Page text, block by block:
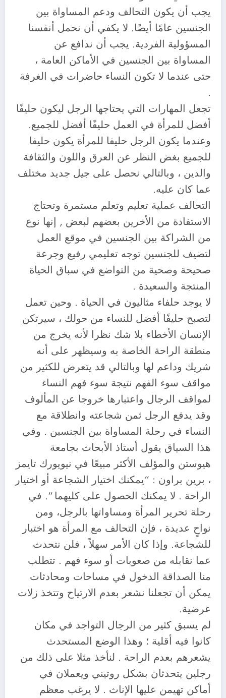
يجب أن يكون التحالف ودعم المساواة بين
الجنسين عامًا أيضًا. لا يكفي أن نحمل أنفسنا
المسؤولية الفردية. يجب أن ندافع عن
المساواة بين الجنسين في الأماكن العامة ،
حتى عندما لا تكون النساء حاضرات في الغرفة
.
تجعل المهارات التي يحتاجها الرجل ليكون حليفًا
أفضل للمرأة في العمل حليفًا أفضل للجميع.
وعندما يكون الرجل حليفا للمرأة يكون حليفا
للجميع بغض النظر عن العرق واللون والثقافة
والدين ، وبالتالي نحصل على جيل جديد مختلف
عما كان عليه.
التحالف عملية تعليم وتعلم مستمرة وتحتاج
الاستفادة من الأخرين بعضهم لبعض , إنها نوع
من الشراكة بين الجنسين في موقع العمل
لتضيف للجنسين توجه تعليمي رفيع وجرعة
صحيحة وصحية من التواضع في سباق الحياة
المنتجة والسعيدة .
لا يوجد حلفاء مثاليون في الحياة . وحين تعمل
لتصبح حليفًا أفضل للنساء من حولك ، سيرتكن
الإنسان الأخطاء بلا شك نظرا لأنه يخرج من
منطقة الراحة الخاصة به وسيظهر على أنه
شريك وداعم لها وبالتالي قد يتعرض للكثير من
مواقف سوء الفهم نتيجة سوء فهم النساء
لمواقف الرجال واعتبارها خروجا عن المألوف
وقد يدفع الرجل ثمن شجاعته وانطلاقة مع
النساء في رحلة المساواة بين الجنسين . وفي
هذا السياق يقول أستاذ الأبحاث بجامعة
هيوستن والمؤلف الأكثر مبيعًا في نيويورك تايمز
، برين براون : “يمكنك اختيار الشجاعة أو اختيار
الراحة . لا يمكنك الحصول على كليهما “. في
رحلة تحرير المرأة ومساواتها بالرجل، ومن
نواحٍ عديدة ، فإن التحالف مع المرأة هو اختبار
للشجاعة. وإذا كان الأمر سهلاً ، فلن نتحدث
عما نقابله من صعوبات أو سوء فهم . تتطلب
منا الصداقة الدخول في مساحات ومحادثات
يمكن أن تجعلنا نشعر بعدم الارتياح وتتخذ زلات
عرضية.
لم يسبق كثير من الرجال التواجد في مكان
كانوا فيه أقلية ؛ وهذا الوضع المستحدث
يشعرهم بعدم الراحة . لنأخذ مثلا على ذلك من
رجلين يتحدثان بشكل روتيني ويعملان في
أماكن تهيمن عليها الإناث . لا يرغب معظم